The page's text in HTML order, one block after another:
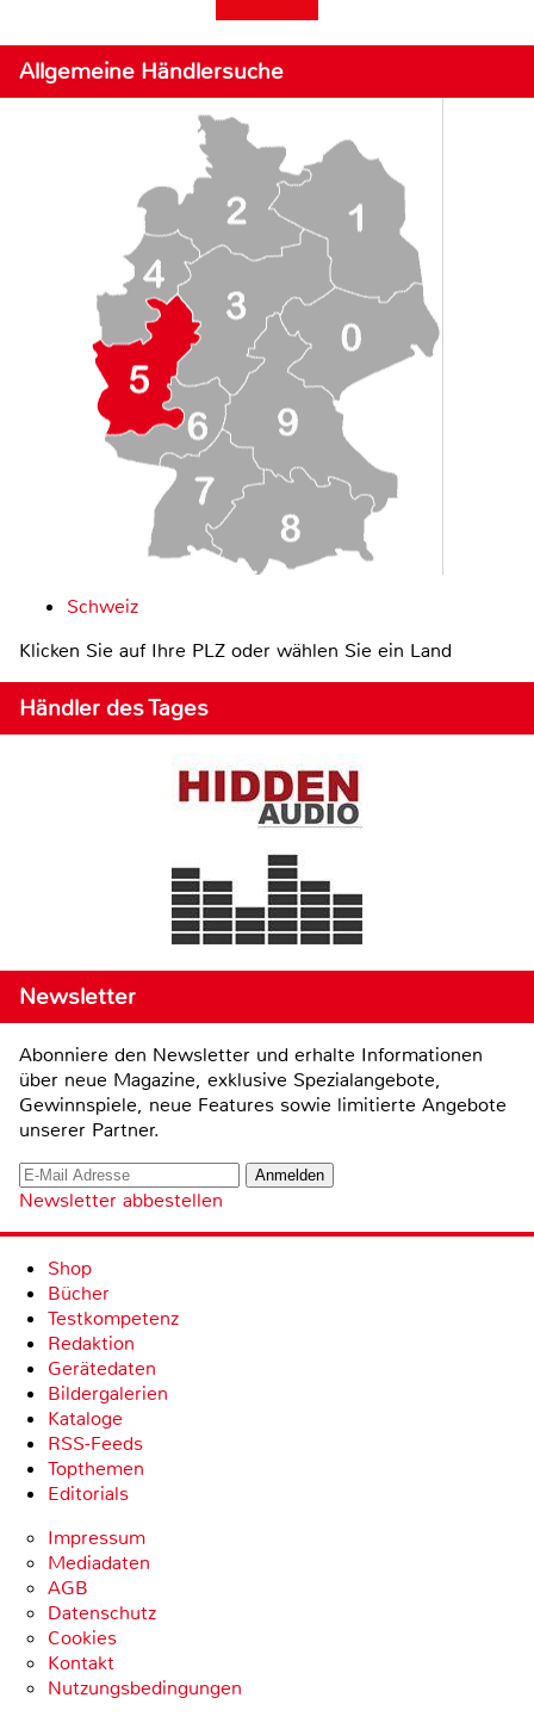
Allgemeine Händlersuche
Schweiz
Klicken Sie auf Ihre PLZ oder wählen Sie ein Land
Händler des Tages
Newsletter
Abonniere den Newsletter und erhalte Informationen
über neue Magazine, exklusive Spezialangebote,
Gewinnspiele, neue Features sowie limitierte Angebote
unserer Partner.
Newsletter abbestellen
Shop
Bücher
Testkompetenz
Redaktion
Gerätedaten
Bildergalerien
Kataloge
RSS-Feeds
Topthemen
Editorials
Impressum
Mediadaten
AGB
Datenschutz
Cookies
Kontakt
Nutzungsbedingungen